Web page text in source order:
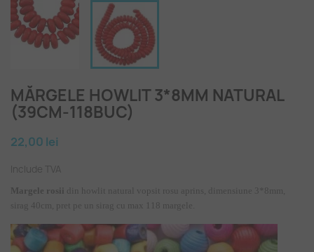
MĂRGELE HOWLIT 3*8MM NATURAL
(39CM-118BUC)
22,00 lei
Include TVA
Margele rosii
din howlit natural vopsit rosu aprins, dimensiune 3*8mm,
sirag 40cm, pret pe un sirag cu max 118 margele.